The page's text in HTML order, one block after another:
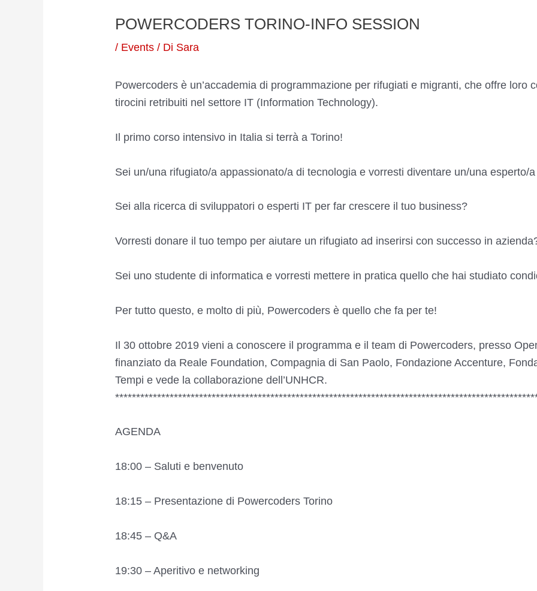
POWERCODERS TORINO-INFO SESSION
/ Events / Di Sara
Powercoders è un’accademia di programmazione per rifugiati e migranti, che offre loro
tirocini retribuiti nel settore IT (Information Technology).
Il primo corso intensivo in Italia si terrà a Torino!
Sei un/una rifugiato/a appassionato/a di tecnologia e vorresti diventare un/una esperto/
Sei alla ricerca di sviluppatori o esperti IT per far crescere il tuo business?
Vorresti donare il tuo tempo per aiutare un rifugiato ad inserirsi con successo in
Sei uno studente di informatica e vorresti mettere in pratica quello che hai studiato
Per tutto questo, e molto di più, Powercoders è quello che fa per te!
Il 30 ottobre 2019 vieni a conoscere il programma e il team di Powercoders, presso
finanziato da Reale Foundation, Compagnia di San Paolo, Fondazione Accenture,
Tempi e vede la collaborazione dell’UNHCR.
AGENDA
18:00 – Saluti e benvenuto
18:15 – Presentazione di Powercoders Torino
18:45 – Q&A
19:30 – Aperitivo e networking